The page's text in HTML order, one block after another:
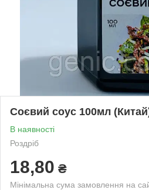
Соєвий соус 100мл
В наявності
Роздріб
18,80 ₴
Мінімальна сума замовлення на